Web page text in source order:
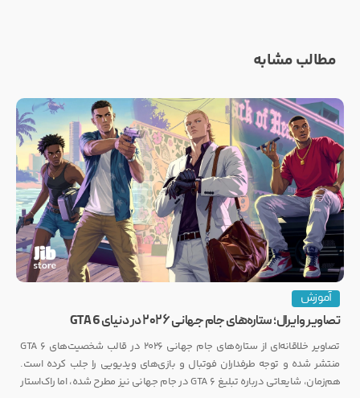
مطالب مشابه
آموزش
تصاویر وایرال؛ ستاره‌های جام جهانی ۲۰۲۶ در دنیای GTA 6
تصاویر خلاقانه‌ای از ستاره‌های جام جهانی ۲۰۲۶ در قالب شخصیت‌های GTA 6
منتشر شده و توجه طرفداران فوتبال و بازی‌های ویدیویی را جلب کرده است.
هم‌زمان، شایعاتی درباره تبلیغ GTA 6 در جام جهانی نیز مطرح شده، اما راک‌استار